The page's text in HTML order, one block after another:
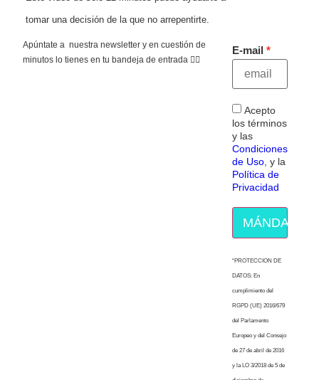
tomar una decisión de la que no arrepentirte.
Apúntate a nuestra newsletter y en cuestión de
minutos lo tienes en tu bandeja de entrada 👇🏻
E-mail
Acepto
los términos
y las
Condiciones
de Uso , y la
Política de
Privacidad
MÁNDAME
“PROTECCION DE
DATOS: En
cumplimiento del
RGPD (UE) 2016/679
del Parlamento
Europeo y del Consejo
de 27 de abril de 2016
y la LO 3/2018 de 5 de